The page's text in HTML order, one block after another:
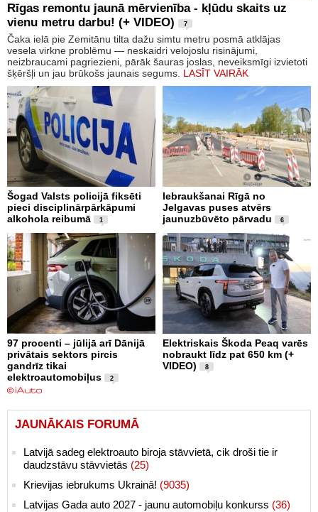
Rīgas remontu jaunā mērvienība - kļūdu skaits uz
vienu metru darbu! (+ VIDEO)
7
Čaka ielā pie Zemitānu tilta dažu simtu metru posmā atklājas
vesela virkne problēmu — neskaidri velojoslu risinājumi,
neizbraucami pagriezieni, pārāk šauras joslas, neveiksmīgi izvietoti
šķēršļi un jau brūkošs jaunais segums. LASĪT VAIRĀK
Šogad Valsts policijā fiksēti
pieci disciplinārpārkāpumi
alkohola reibumā
1
Iebraukšanai Rīgā no
Jelgavas puses atvērs
jaunuzbūvēto pārvadu
6
97 procenti – jūlijā arī Dānijā
privātais sektors pircis
gandrīz tikai
elektroautomobiļus
2
Elektriskais Škoda Peaq varēs
nobraukt līdz pat 650 km (+
VIDEO)
8
JAUNĀKAIS FORUMĀ
Latvijā sadeg elektroauto biroja stāvvietā, cik droši tie ir
daudzstāvu stāvvietās (25)
Krievijas iebrukums Ukrainā! (9035)
Latvijas Gada auto 2027 - jaunu automobiļu konkurss (36)